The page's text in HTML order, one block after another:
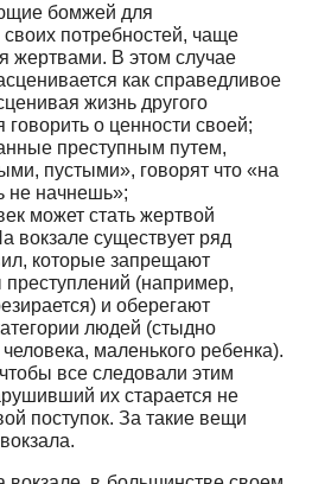
бомжей для
потребностей, чаще
жертвами. В этом случае
как справедливое
жизнь другого
говорить о ценности своей;
преступным путем,
пустыми», говорят что «на
не начнешь»;
может стать жертвой
вокзале существует ряд
которые запрещают
(например,
и оберегают
людей (стыдно
маленького ребенка).
все следовали этим
их старается не
поступок. За такие вещи